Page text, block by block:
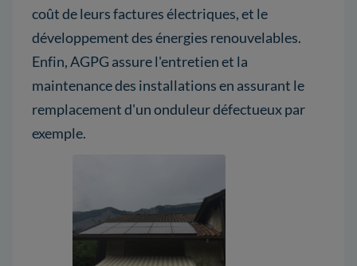
coût de leurs factures électriques, et le
développement des énergies renouvelables.
Enfin, AGPG assure l'entretien et la
maintenance des installations en assurant le
remplacement d'un onduleur défectueux par
exemple.